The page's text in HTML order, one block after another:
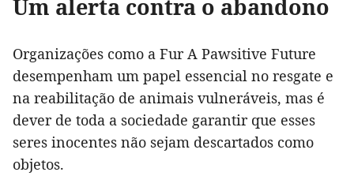
Um alerta contra o abandono
Organizações como a Fur A Pawsitive Future
desempenham um papel essencial no resgate e
na reabilitação de animais vulneráveis, mas é
dever de toda a sociedade garantir que esses
seres inocentes não sejam descartados como
objetos.